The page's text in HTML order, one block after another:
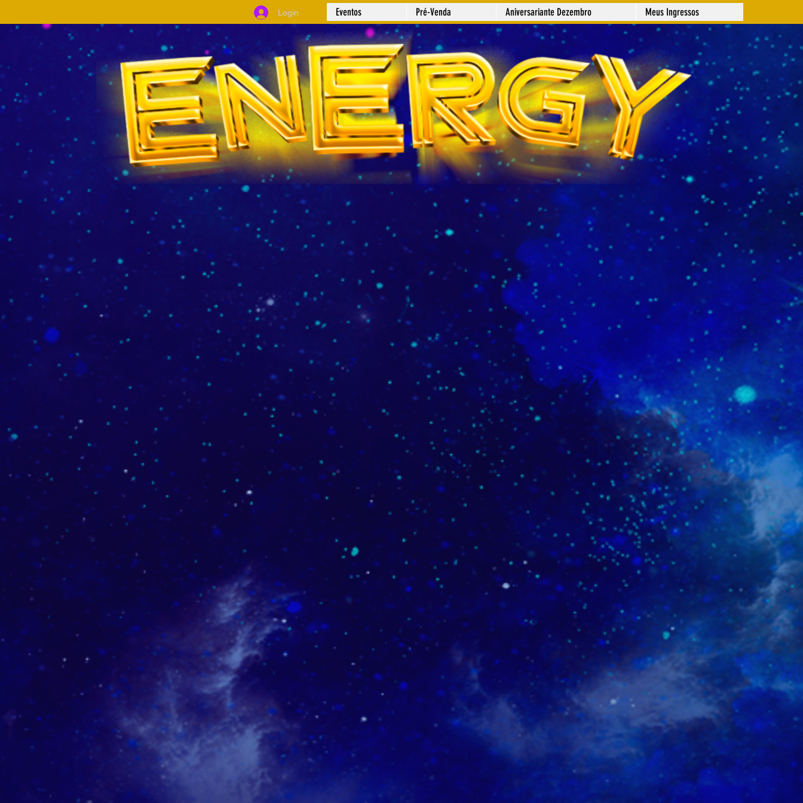
Login Eventos Pré-Venda Aniversariante Dezembro Meus Ingressos